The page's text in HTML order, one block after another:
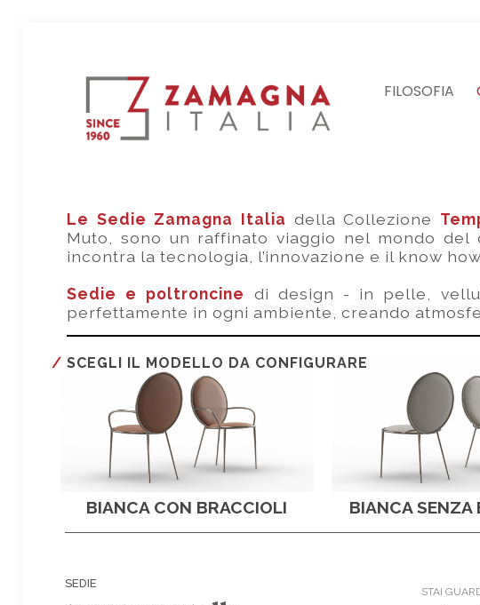
FILOSOFIA
Le Sedie Zamagna Italia della Collezione
Muto, sono un raffinato viaggio nel mondo
incontra la tecnologia, l’innovazione e il know how
Sedie e poltroncine
di design - in pelle,
perfettamente in ogni ambiente, creando
SCEGLI IL MODELLO DA CONFIGURARE
BIANCA CON BRACCIOLI BIANCA SENZA